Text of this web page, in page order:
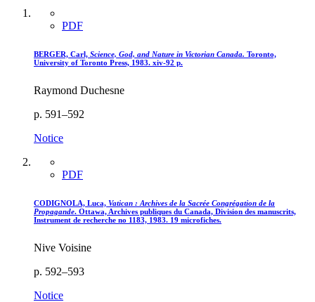
PDF
BERGER, Carl, Science, God, and Nature in Victorian Canada. Toronto,
University of Toronto Press, 1983. xiv-92 p.
Raymond Duchesne
p. 591–592
Notice
PDF
CODIGNOLA, Luca, Vatican : Archives de la Sacrée Congrégation de la
Propagande. Ottawa, Archives publiques du Canada, Division des manuscrits,
Instrument de recherche no 1183, 1983. 19 microfiches.
Nive Voisine
p. 592–593
Notice